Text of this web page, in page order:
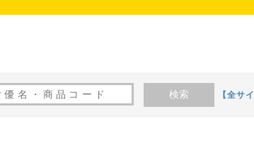
検索 【全サ